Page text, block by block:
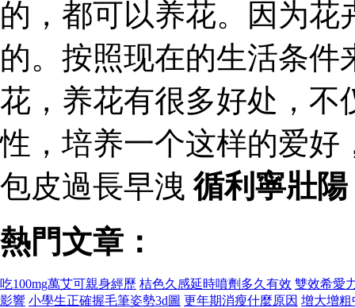
的，都可以养花。因为
的。按照现在的生活条
花，养花有很多好处，不
性，培养一个这样的爱好
包皮過長早洩循利寧壯陽
熱門文章：
吃100mg萬艾可親身經歷 桔色久感延時噴劑多久有效 雙效希愛
影響 小學生正確握毛筆姿勢3d圖 更年期消瘦什麼原因 增大增粗